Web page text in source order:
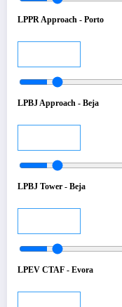
LPPR Approach - Porto
LPBJ Approach - Beja
LPBJ Tower - Beja
LPEV CTAF - Evora